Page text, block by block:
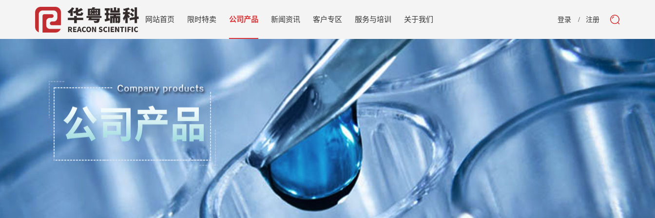
登录 注册
网站首页 限时特卖 公司产品 新闻资讯 客户专区 服务与培训 关于我们